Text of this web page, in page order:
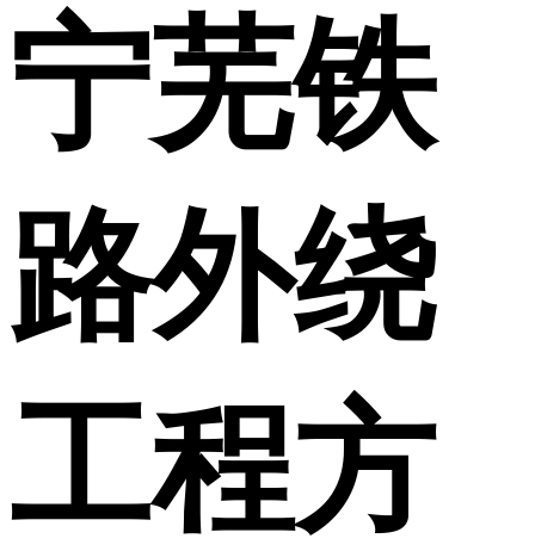
宁芜铁
路外绕
工程方